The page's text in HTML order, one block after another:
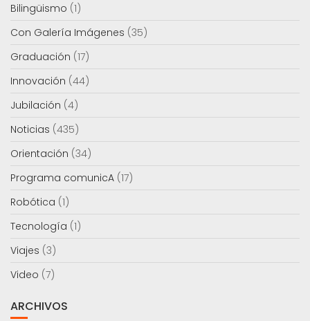
Bilingüismo (1)
Con Galería Imágenes (35)
Graduación (17)
Innovación (44)
Jubilación (4)
Noticias (435)
Orientación (34)
Programa comunicA (17)
Robótica (1)
Tecnología (1)
Viajes (3)
Video (7)
ARCHIVOS